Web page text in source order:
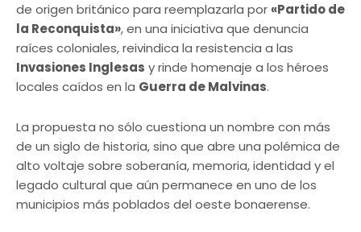
de origen británico para reemplazarla por «Partido de
la Reconquista», en una iniciativa que denuncia
raíces coloniales, reivindica la resistencia a las
Invasiones Inglesas y rinde homenaje a los héroes
locales caídos en la Guerra de Malvinas.
La propuesta no sólo cuestiona un nombre con más
de un siglo de historia, sino que abre una polémica de
alto voltaje sobre soberanía, memoria, identidad y el
legado cultural que aún permanece en uno de los
municipios más poblados del oeste bonaerense.